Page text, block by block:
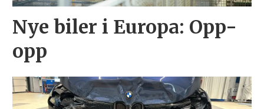
Nye biler i Europa: Opp-
opp